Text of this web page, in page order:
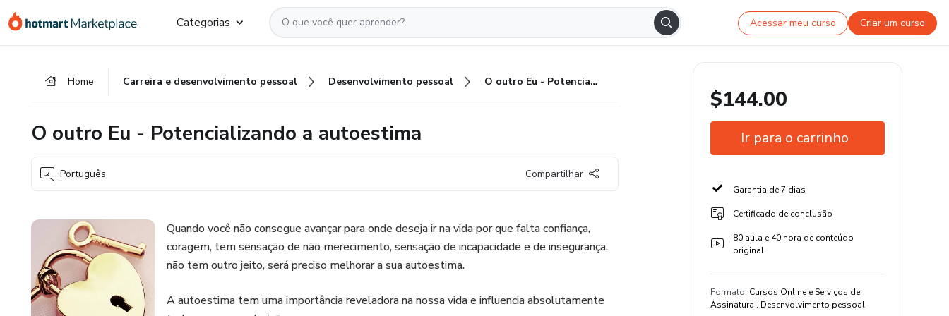
para
para
para
Categorias Acessar meu curso Criar um curso
Home Carreira e desenvolvimento pessoal Desenvolvimento pessoal O outro Eu - Potencializando a autoestima
O outro Eu - Potencializando a autoestima
Português Compartilhar
Quando você não consegue avançar para onde deseja ir na vida por que falta confiança,
coragem, tem sensação de não merecimento, sensação de incapacidade e de insegurança,
não tem outro jeito, será preciso melhorar a sua autoestima.
A autoestima tem uma importância reveladora na nossa vida e influencia absolutamente
$144.00
Ir para o carrinho
Garantia de 7 dias
Certificado de conclusão
80 aula e 40 hora de conteúdo
original
Formato: Cursos Online e Serviços de
Assinatura . Desenvolvimento pessoal